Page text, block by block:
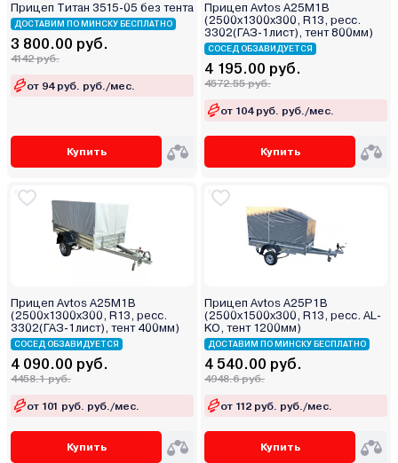
Прицеп Титан 3515-05 без тента
ДОСТАВИМ ПО МИНСКУ БЕСПЛАТНО
3 800.00 руб.
4142 руб.
от 94 руб. руб./мес.
Купить
Прицеп Avtos А25М1В
(2500х1300х300, R13, ресс.
3302(ГАЗ-1лист), тент 800мм)
СОСЕД ОБЗАВИДУЕТСЯ
4 195.00 руб.
4572.55 руб.
от 104 руб. руб./мес.
Купить
Прицеп Avtos А25М1В
(2500х1300х300, R13, ресс.
3302(ГАЗ-1лист), тент 400мм)
СОСЕД ОБЗАВИДУЕТСЯ
4 090.00 руб.
4458.1 руб.
от 101 руб. руб./мес.
Купить
Прицеп Avtos A25P1B
(2500х1500х300, R13, ресс. AL-
KO, тент 1200мм)
ДОСТАВИМ ПО МИНСКУ БЕСПЛАТНО
4 540.00 руб.
4948.6 руб.
от 112 руб. руб./мес.
Купить